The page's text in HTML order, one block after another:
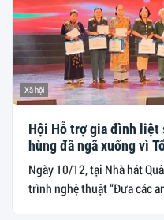
Xã hội
Hội Hỗ trợ gia đình liệt
hùng đã ngã xuống vì
Ngày 10/12, tại Nhà hát
trình nghệ thuật “Đưa các